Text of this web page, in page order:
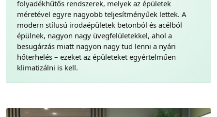
folyadékhűtős rendszerek, melyek az épületek
méretével egyre nagyobb teljesítményűek lettek. A
modern stílusú irodaépületek betonból és acélból
épülnek, nagyon nagy üvegfelületekkel, ahol a
besugárzás miatt nagyon nagy tud lenni a nyári
hőterhelés – ezeket az épületeket egyértelműen
klimatizálni is kell.